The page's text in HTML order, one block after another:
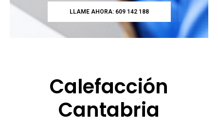
LLAME AHORA: 609 142 188
Calefacción
Cantabria